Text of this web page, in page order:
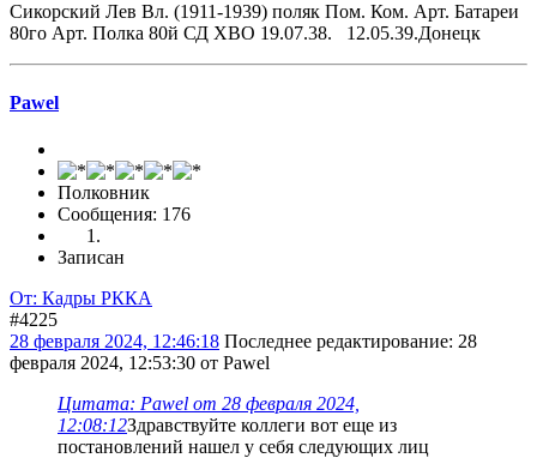
Сикорский Лев Вл. (1911-1939) поляк Пом. Ком. Арт. Батареи
80го Арт. Полка 80й СД ХВО 19.07.38. 12.05.39.Донецк
Pawel
Полковник
Сообщения: 176
Записан
От: Кадры РККА
#4225
28 февраля 2024, 12:46:18 Последнее редактирование: 28
февраля 2024, 12:53:30 от Pawel
Цитата: Pawel от 28 февраля 2024,
12:08:12Здравствуйте коллеги вот еще из
постановлений нашел у себя следующих лиц